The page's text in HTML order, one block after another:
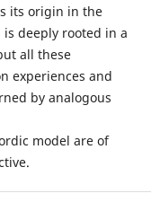
its origin in the
deeply rooted in a
all these
experiences and
by analogous
model are of